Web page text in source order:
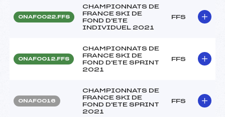
ONAF0022.FFS
CHAMPIONNATS DE
FRANCE SKI DE
FOND D'ETE
INDIVIDUEL 2021
FFS
ONAF0012.FFS
CHAMPIONNATS DE
FRANCE SKI DE
FOND D'ETE SPRINT
2021
FFS
ONAF0016
CHAMPIONNATS DE
FRANCE SKI DE
FOND D'ETE SPRINT
2021
FFS